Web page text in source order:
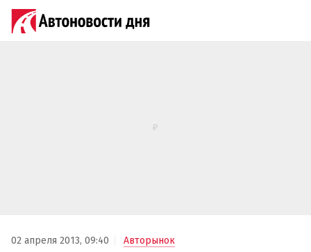
02 апреля 2013, 09:40 Авторынок